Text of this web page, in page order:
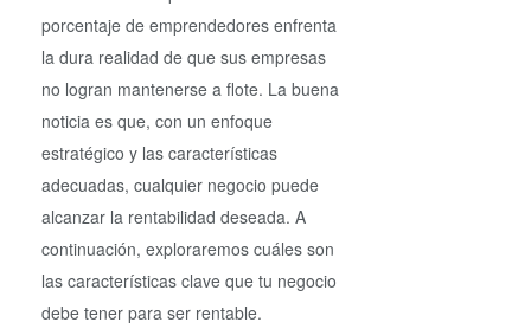
porcentaje de emprendedores enfrenta
la dura realidad de que sus empresas
no logran mantenerse a flote. La buena
noticia es que, con un enfoque
estratégico y las características
adecuadas, cualquier negocio puede
alcanzar la rentabilidad deseada. A
continuación, exploraremos cuáles son
las características clave que tu negocio
debe tener para ser rentable.